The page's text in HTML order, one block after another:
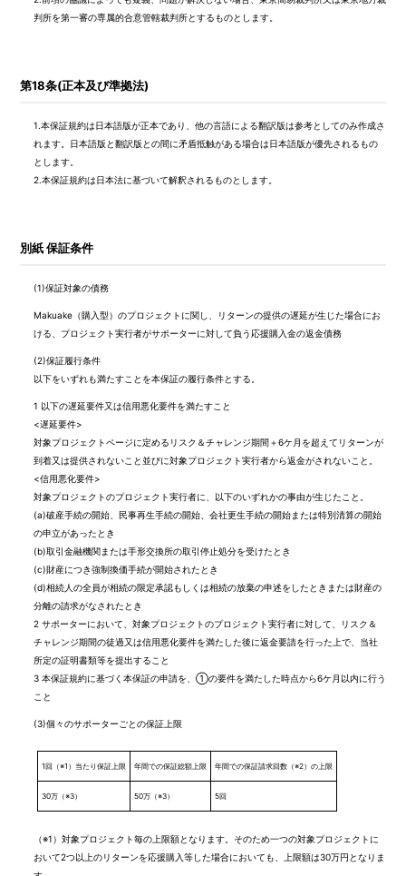
判所を第一審の専属的合意管轄裁判所とするものとします。
第18条(正本及び準拠法)
1.本保証規約は日本語版が正本であり、他の言語による翻訳版は参考としてのみ作成さ
れます。日本語版と翻訳版との間に矛盾抵触がある場合は日本語版が優先されるもの
とします。
2.本保証規約は日本法に基づいて解釈されるものとします。
別紙 保証条件
(1)保証対象の債務
Makuake（購入型）のプロジェクトに関し、リターンの提供の遅延が生じた場合にお
ける、プロジェクト実行者がサポーターに対して負う応援購入金の返金債務
(2)保証履行条件
以下をいずれも満たすことを本保証の履行条件とする。
1 以下の遅延要件又は信用悪化要件を満たすこと
<遅延要件>
対象プロジェクトページに定めるリスク＆チャレンジ期間＋6ケ月を超えてリターンが
到着又は提供されないこと並びに対象プロジェクト実行者から返金がされないこと。
<信用悪化要件>
対象プロジェクトのプロジェクト実行者に、以下のいずれかの事由が生じたこと。
(a)破産手続の開始、民事再生手続の開始、会社更生手続の開始または特別清算の開始
の申立があったとき
(b)取引金融機関または手形交換所の取引停止処分を受けたとき
(c)財産につき強制換価手続が開始されたとき
(d)相続人の全員が相続の限定承認もしくは相続の放棄の申述をしたときまたは財産の
分離の請求がなされたとき
2 サポーターにおいて、対象プロジェクトのプロジェクト実行者に対して、リスク＆
チャレンジ期間の徒過又は信用悪化要件を満たした後に返金要請を行った上で、当社
所定の証明書類等を提出すること
3 本保証規約に基づく本保証の申請を、①の要件を満たした時点から6ケ月以内に行う
こと
(3)個々のサポーターごとの保証上限
1回（※1）当たり保証上限 年間での保証総額上限 年間での保証請求回数（※2）の上限
30万（※3） 50万（※3） 5回
（※1）対象プロジェクト毎の上限額となります。そのため一つの対象プロジェクトに
おいて2つ以上のリターンを応援購入等した場合においても、上限額は30万円となりま